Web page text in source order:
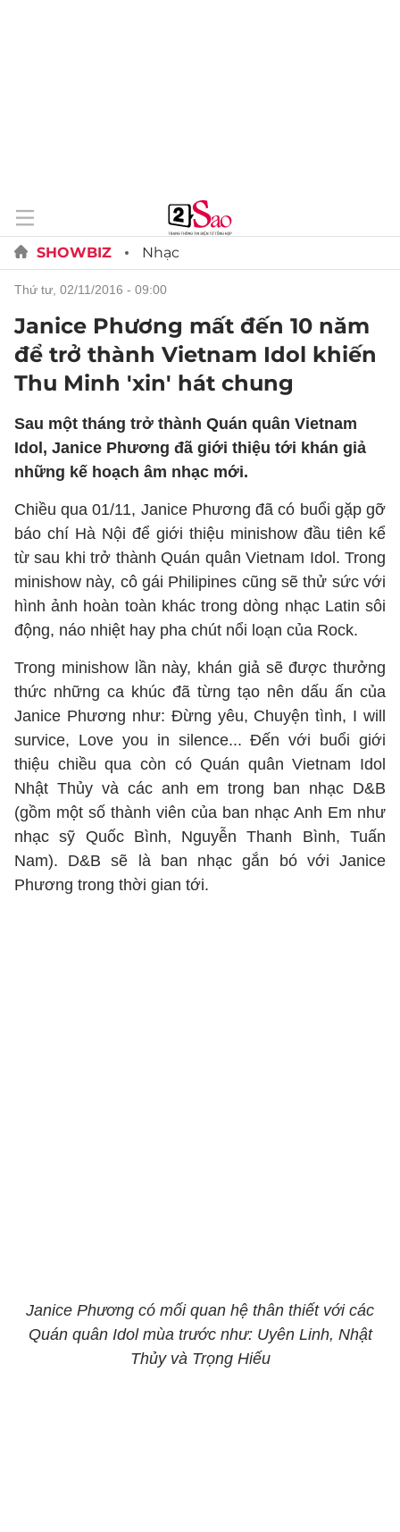
SHOWBIZ Nhạc
thứ tư, 02/11/2016 - 09:00
Janice Phương mất đến 10 năm
để trở thành Vietnam Idol khiến
Thu Minh 'xin' hát chung
Sau một tháng trở thành Quán quân Vietnam
Idol, Janice Phương đã giới thiệu tới khán giả
những kế hoạch âm nhạc mới.
Chiều qua 01/11, Janice Phương đã có buổi gặp gỡ
báo chí Hà Nội để giới thiệu minishow đầu tiên kể
từ sau khi trở thành Quán quân Vietnam Idol. Trong
minishow này, cô gái Philipines cũng sẽ thử sức với
hình ảnh hoàn toàn khác trong dòng nhạc Latin sôi
động, náo nhiệt hay pha chút nổi loạn của Rock.
Trong minishow lần này, khán giả sẽ được thưởng
thức những ca khúc đã từng tạo nên dấu ấn của
Janice Phương như: Đừng yêu, Chuyện tình, I will
survice, Love you in silence... Đến với buổi giới
thiệu chiều qua còn có Quán quân Vietnam Idol
Nhật Thủy và các anh em trong ban nhạc D&B
(gồm một số thành viên của ban nhạc Anh Em như
nhạc sỹ Quốc Bình, Nguyễn Thanh Bình, Tuấn
Nam). D&B sẽ là ban nhạc gắn bó với Janice
Phương trong thời gian tới.
Janice Phương có mối quan hệ thân thiết với các
Quán quân Idol mùa trước như: Uyên Linh, Nhật
Thủy và Trọng Hiếu